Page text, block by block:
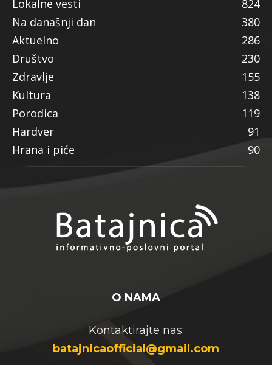
Lokalne vesti
824
Na današnji dan
380
Aktuelno
286
Društvo
230
Zdravlje
155
Kultura
138
Porodica
119
Hardver
91
Hrana i piće
90
O NAMA
Kontaktirajte nas:
batajnicaofficial@gmail.com